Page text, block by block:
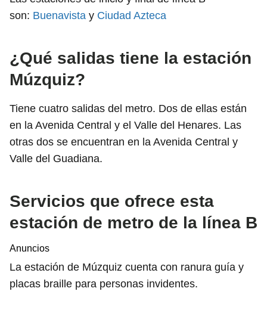
son: Buenavista y Ciudad Azteca
¿Qué salidas tiene la estación
Múzquiz?
Tiene cuatro salidas del metro. Dos de ellas están
en la Avenida Central y el Valle del Henares. Las
otras dos se encuentran en la Avenida Central y
Valle del Guadiana.
Servicios que ofrece esta
estación de metro de la línea B
Anuncios
La estación de Múzquiz cuenta con ranura guía y
placas braille para personas invidentes.